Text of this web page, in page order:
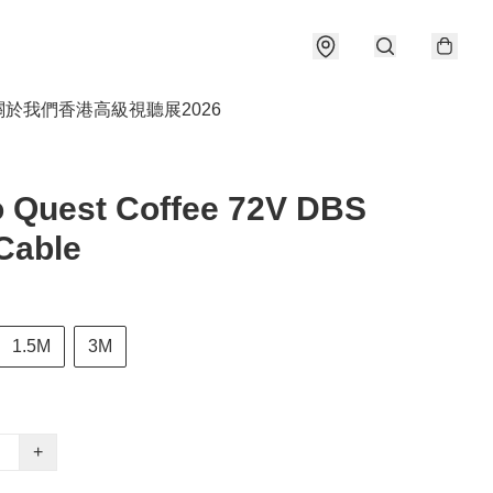
於我們香港高級視聽展2026
Quest Coffee 72V DBS
1.5M 3M
+